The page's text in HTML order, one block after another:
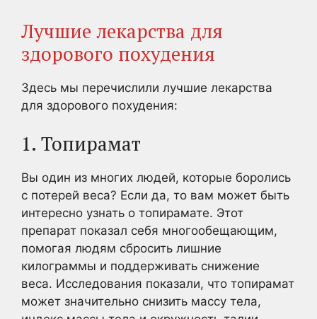
Лучшие лекарства для
здорового похудения
Здесь мы перечислили лучшие лекарства
для здорового похудения:
1. Топирамат
Вы один из многих людей, которые боролись
с потерей веса? Если да, то вам может быть
интересно узнать о топирамате. Этот
препарат показал себя многообещающим,
помогая людям сбросить лишние
килограммы и поддерживать снижение
веса. Исследования показали, что топирамат
может значительно снизить массу тела,